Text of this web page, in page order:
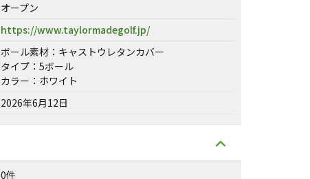
オープン
https://www.taylormadegolf.jp/
ボール素材：キャストウレタンカバー
タイプ：5ボール
カラー：ホワイト
2026年6月12日
0件